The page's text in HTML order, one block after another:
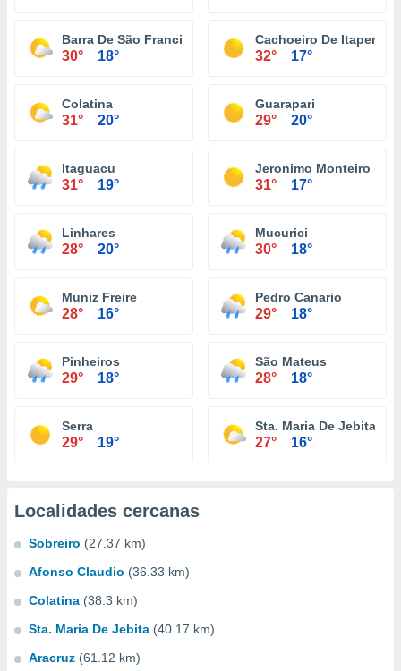
Barra De São Francisco
30° 18°
Cachoeiro De
32° 17°
Colatina
31° 20°
Guarapari
29° 20°
Itaguacu
31° 19°
Jeronimo Monteiro
31° 17°
Linhares
28° 20°
Mucurici
30° 18°
Muniz Freire
28° 16°
Pedro Canario
29° 18°
Pinheiros
29° 18°
São Mateus
28° 18°
Serra
29° 19°
Sta. Maria De Jebita
27° 16°
Localidades cercanas
Sobreiro (27.37 km)
Afonso Claudio (36.33 km)
Colatina (38.3 km)
Sta. Maria De Jebita (40.17 km)
Aracruz (61.12 km)